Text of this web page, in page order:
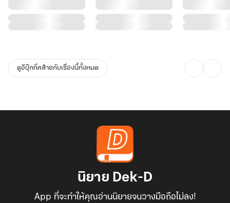
ดูอีบุ๊กที่คล้ายกับเรื่องนี้ทั้งหมด
นิยาย Dek-D
App ที่จะทำให้คุณอ่านนิยายจนวางมือถือไม่ลง!